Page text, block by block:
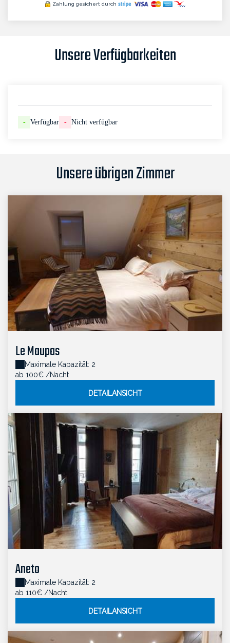
Zahlung gesichert durch
Unsere Verfügbarkeiten
- Verfügbar - Nicht verfügbar
Unsere übrigen Zimmer
Le Maupas
Maximale Kapazität: 2
ab 100€ /Nacht
DETAILANSICHT
Aneto
Maximale Kapazität: 2
ab 110€ /Nacht
DETAILANSICHT